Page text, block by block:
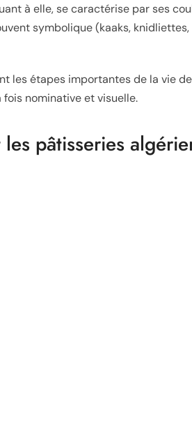
à elle, se caractérise par ses
symbolique (kaaks,
les étapes importantes de la vie
nominative et visuelle.
pâtisseries